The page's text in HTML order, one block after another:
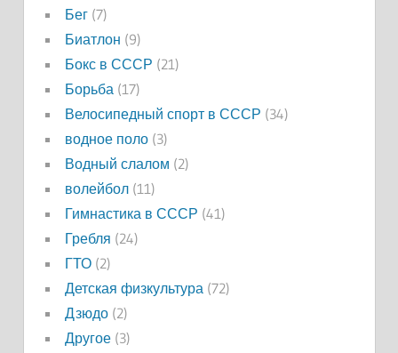
Бег(7)
Биатлон (9)
Бокс в СССР (21)
Борьба(17)
Велосипедный спорт в СССР (34)
водное поло(3)
Водный слалом (2)
волейбол(11)
Гимнастика в СССР (41)
Гребля (24)
ГТО(2)
Детская физкультура(72)
Дзюдо(2)
Другое(3)